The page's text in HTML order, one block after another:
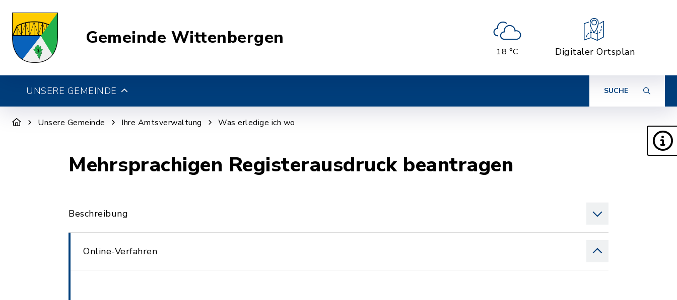
Gemeinde Wittenbergen
18 °C Digitaler Ortsplan
UNSERE GEMEINDE SUCHE
Unsere Gemeinde Ihre Amtsverwaltung Was erledige ich wo
Mehrsprachigen Registerausdruck beantragen
Beschreibung
Online-Verfahren